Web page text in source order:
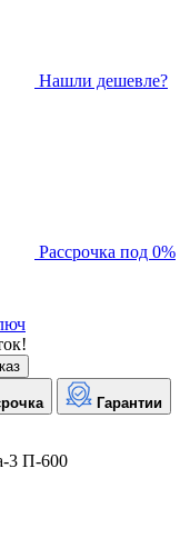
Нашли дешевле?
Рассрочка под 0%
Гарантии
3 П-600